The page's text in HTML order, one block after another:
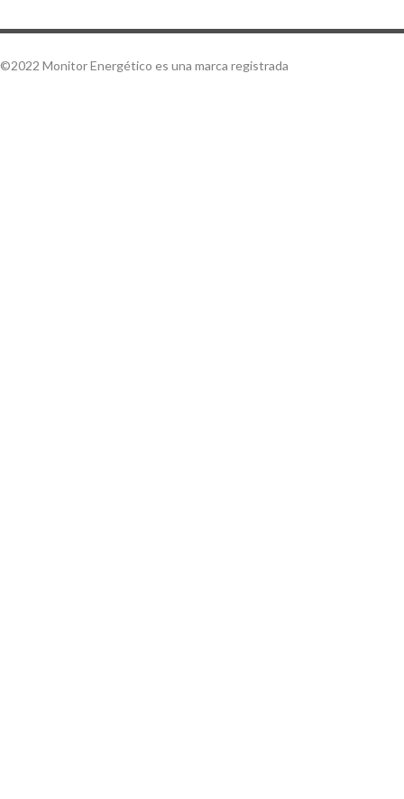
©2022 Monitor Energético es una marca registrada